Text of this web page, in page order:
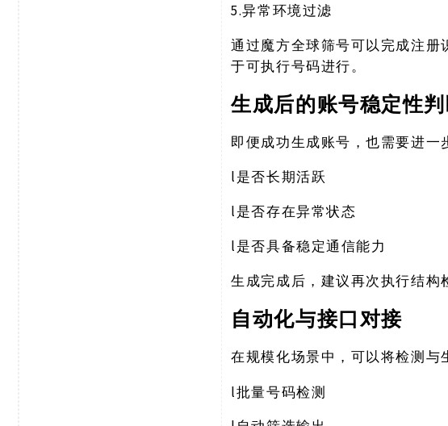
5.异常环境过滤
通过魔方全球筛号可以完成注
于可执行号码进行。
生成后的账号稳定性
即便成功生成账号，也需要进一
l是否长期活跃
l是否存在异常状态
l是否具备稳定通信能力
生成完成后，建议再次执行结构
自动化与接口对接
在规模化场景中，可以将检测与
l批量号码检测